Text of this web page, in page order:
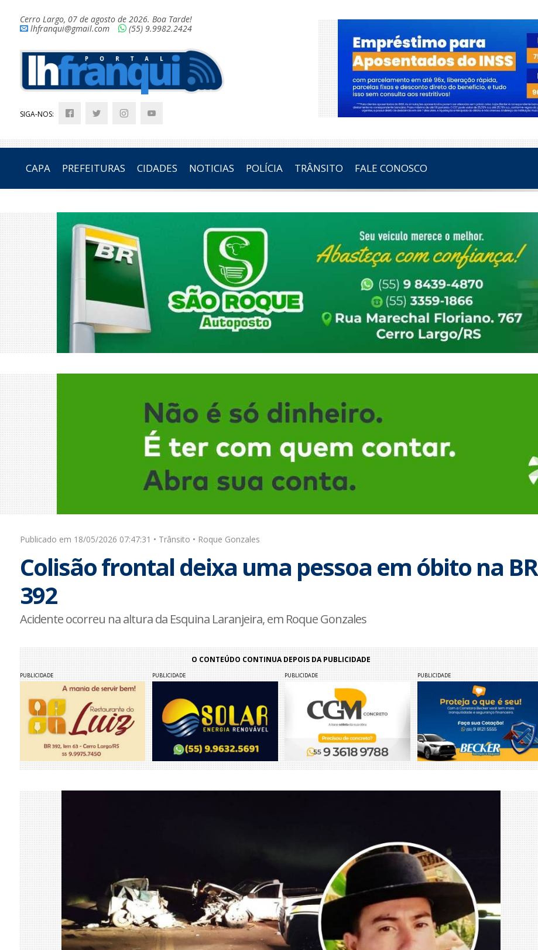
Cerro Largo, 07 de agosto de 2026. Boa Tarde!
lhfranqui@gmail.com
(55) 9.9982.2424
SIGA-NOS:
CAPA PREFEITURAS CIDADES NOTICIAS POLÍCIA TRÂNSITO FALE CONOSCO
Publicado em 18/05/2026 07:47:31 • Trânsito • Roque Gonzales
Colisão frontal deixa uma pessoa em óbito na BR
392
Acidente ocorreu na altura da Esquina Laranjeira, em Roque Gonzales
O CONTEÚDO CONTINUA DEPOIS DA PUBLICIDADE
PUBLICIDADE PUBLICIDADE PUBLICIDADE PUBLICIDADE